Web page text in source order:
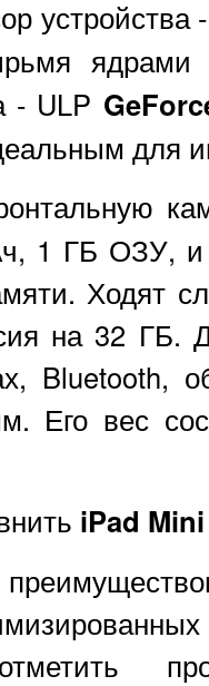
устройства
- ULP
для
1 ГБ ОЗУ, и
Ходят
на 32 ГБ.
Bluetooth,
Его вес
iPad Mini